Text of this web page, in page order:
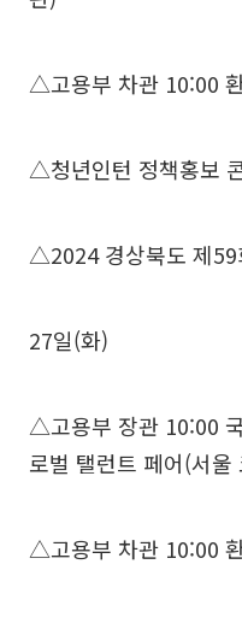
△고용부 차관 10:00
△청년인턴 정책홍보
△2024 경상북도 제59
27일(화)
△고용부 장관 10:00
로벌 탤런트 페어(서울
△고용부 차관 10:00